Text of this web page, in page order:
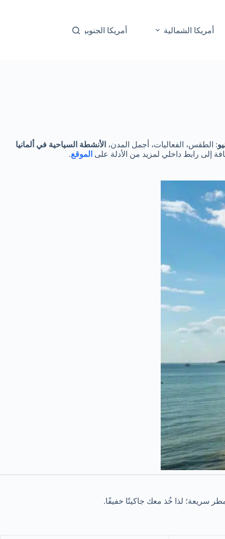
أمريكا الشمالية أمريكا الجنوبية
: الطقس، الفعاليات، أجمل المدن، الأنشطة السياحية في ألمانيا
إلى رابط داخلي لمزيد من الأدلة على الموقع.
سريعة؛ لذا خُذ معك جاكيتًا خفيفًا.